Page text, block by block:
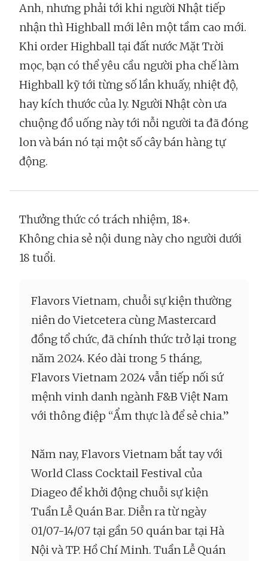
Anh, nhưng phải tới khi người Nhật tiếp
nhận thì Highball mới lên một tầm cao mới.
Khi order Highball tại đất nước Mặt Trời
mọc, bạn có thể yêu cầu người pha chế làm
Highball kỹ tới từng số lần khuấy, nhiệt độ,
hay kích thước của ly. Người Nhật còn ưa
chuộng đồ uống này tới nỗi người ta đã đóng
lon và bán nó tại một số cây bán hàng tự
động.
Thưởng thức có trách nhiệm, 18+.
Không chia sẻ nội dung này cho người dưới
18 tuổi.
Flavors Vietnam, chuỗi sự kiện thường
niên do Vietcetera cùng Mastercard
đồng tổ chức, đã chính thức trở lại trong
năm 2024. Kéo dài trong 5 tháng,
Flavors Vietnam 2024 vẫn tiếp nối sứ
mệnh vinh danh ngành F&B Việt Nam
với thông điệp “Ẩm thực là để sẻ chia.”
Năm nay, Flavors Vietnam bắt tay với
World Class Cocktail Festival của
Diageo để khởi động chuỗi sự kiện
Tuần Lễ Quán Bar. Diễn ra từ ngày
01/07-14/07 tại gần 50 quán bar tại Hà
Nội và TP. Hồ Chí Minh. Tuần Lễ Quán